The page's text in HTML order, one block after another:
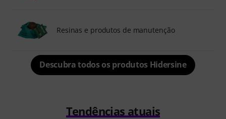
Resinas e produtos de manutenção
Descubra todos os produtos Hidersine
Tendências atuais